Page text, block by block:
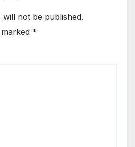
will not be published.
*